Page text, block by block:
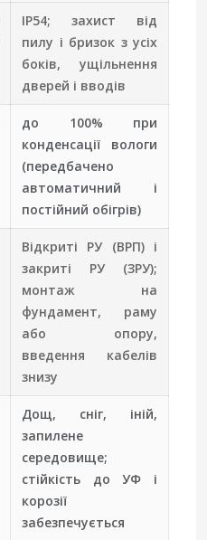
IP54; захист від
пилу і бризок з усіх
боків, ущільнення
дверей і вводів
до 100% при
конденсації вологи
(передбачено
автоматичний і
постійний обігрів)
Відкриті РУ (ВРП) і
закриті РУ (ЗРУ);
монтаж на
фундамент, раму
або опору,
введення кабелів
знизу
Дощ, сніг, іній,
запилене
середовище;
стійкість до УФ і
корозії
забезпечується